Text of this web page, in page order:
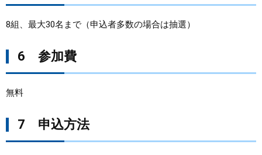
8組、最大30名まで（申込者多数の場合は抽選）
6 参加費
無料
7 申込方法